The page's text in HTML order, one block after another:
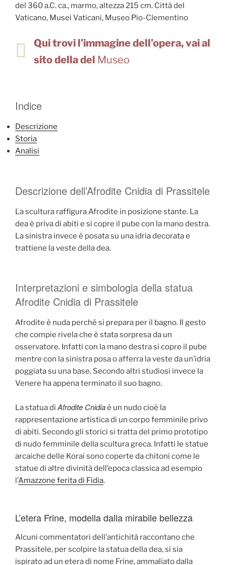
del 360 a.C. ca., marmo, altezza 215 cm. Città del
Vaticano, Musei Vaticani, Museo Pio-Clementino
Qui trovi l’immagine dell’opera, vai al
sito della del Museo
Indice
Descrizione
Storia
Analisi
Descrizione dell’Afrodite Cnidia di Prassitele
La scultura raffigura Afrodite in posizione stante. La
dea è priva di abiti e si copre il pube con la mano destra.
La sinistra invece è posata su una idria decorata e
trattiene la veste della dea.
Interpretazioni e simbologia della statua
Afrodite Cnidia di Prassitele
Afrodite è nuda perché si prepara per il bagno. Il gesto
che compie rivela che è stata sorpresa da un
osservatore. Infatti con la mano destra si copre il pube
mentre con la sinistra posa o afferra la veste da un’idria
poggiata su una base. Secondo altri studiosi invece la
Venere ha appena terminato il suo bagno.
La statua diAfrodite Cnidiaè un nudo cioè la
rappresentazione artistica di un corpo femminile privo
di abiti. Secondo gli storici si tratta del primo prototipo
di nudo femminile della scultura greca. Infatti le statue
arcaiche delle Korai sono coperte da chitoni come le
statue di altre divinità dell’epoca classica ad esempio
l’Amazzone ferita di Fidia.
L’etera Frine, modella dalla mirabile bellezza
Alcuni commentatori dell’antichità raccontano che
Prassitele, per scolpire la statua della dea, si sia
ispirato ad un etera di nome Frine, ammaliato dalla